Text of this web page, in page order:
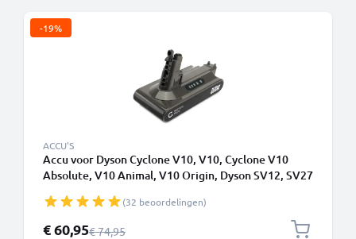
-19%
ACCU'S
Accu voor Dyson Cyclone V10, V10, Cyclone V10
Absolute, V10 Animal, V10 Origin, Dyson SV12, SV27
schroeven - van CELLONIC
(32 beoordelingen)
Speciale prijs
€ 60,95Normale prijs
€ 74,95